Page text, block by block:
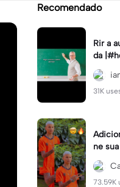
Recomendado
Rir a aula
da
s
31K
ne
va
73.59K